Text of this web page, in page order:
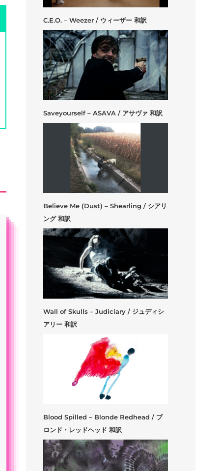
C.E.O. – Weezer / ウィーザー 和訳
Saveyourself – ASAVA / アサヴァ 和訳
Believe Me (Dust) – Shearling / シアリ
ング 和訳
Wall of Skulls – Judiciary / ジュディシ
アリー 和訳
Blood Spilled – Blonde Redhead / ブ
ロンド・レッドヘッド 和訳